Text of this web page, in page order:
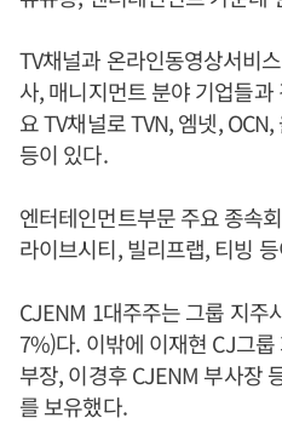
TV채널과 온라인동영상서비
사, 매니지먼트 분야 기업들
요 TV채널로 TVN, 엠넷,
등이 있다.
엔터테인먼트부문 주요 종속
라이브시티, 빌리프랩, 티빙
CJENM 1대주주는 그룹 지주
7%)다. 이밖에 이재현 CJ그
부장, 이경후 CJENM 부사장
를 보유했다.